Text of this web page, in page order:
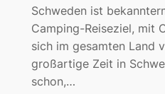
Schweden ist
Camping-Reiseziel, mit
sich im gesamten Land
großartige Zeit in
schon,…